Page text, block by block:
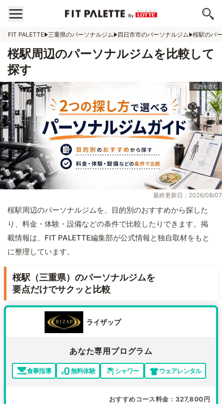
FIT PALETTE 三重県のパーソナルジム 四日市市のパーソナルジム 桜駅のパ
桜駅周辺のパーソナルジムを比較して
探す
最終更新日：2026/08/07
桜駅周辺のパーソナルジムを、目的別のおすすめから探した
り、料金・体験・設備などの条件で比較したりできます。掲
載情報は、FIT PALETTE編集部が公式情報と独自取材をもと
に整理しています。
桜駅（三重県）のパーソナルジムを
要点だけでサクッと比較
ライザップ
あなた専用プログラム
食事指導 無料体験 シャワー ウェアレンタル
おすすめコース料金 327,800円